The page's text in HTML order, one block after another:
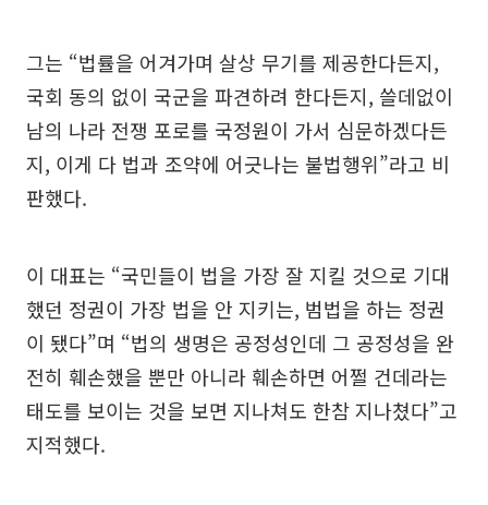
그는 “법률을 어겨가며 살상 무기를 제공한다든지,
국회 동의 없이 국군을 파견하려 한다든지, 쓸데없이
남의 나라 전쟁 포로를 국정원이 가서 심문하겠다든
지, 이게 다 법과 조약에 어긋나는 불법행위”라고 비
판했다.
이 대표는 “국민들이 법을 가장 잘 지킬 것으로 기대
했던 정권이 가장 법을 안 지키는, 범법을 하는 정권
이 됐다”며 “법의 생명은 공정성인데 그 공정성을 완
전히 훼손했을 뿐만 아니라 훼손하면 어쩔 건데라는
태도를 보이는 것을 보면 지나쳐도 한참 지나쳤다”고
지적했다.